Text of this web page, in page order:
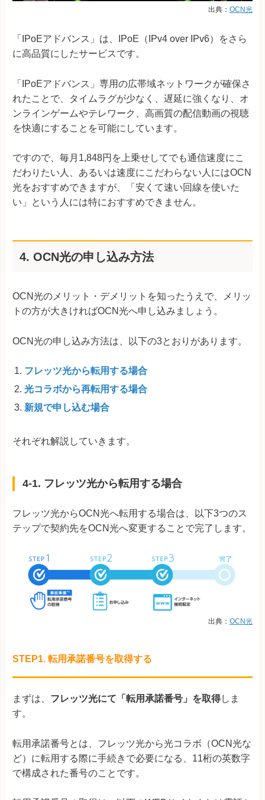
出典： OCN光
「IPoEアドバンス」は、IPoE（IPv4 over IPv6）をさら
に高品質にしたサービスです。
「IPoEアドバンス」専用の広帯域ネットワークが確保さ
れたことで、タイムラグが少なく、遅延に強くなり、オ
ンラインゲームやテレワーク、高画質の配信動画の視聴
を快適にすることを可能にしています。
ですので、毎月1,848円を上乗せしてでも通信速度にこ
だわりたい人、あるいは速度にこだわらない人にはOCN
光をおすすめできますが、「安くて速い回線を使いた
い」という人には特におすすめできません。
4. OCN光の申し込み方法
OCN光のメリット・デメリットを知ったうえで、メリッ
トの方が大きければOCN光へ申し込みましょう。
OCN光の申し込み方法は、以下の3とおりがあります。
フレッツ光から転用する場合
光コラボから再転用する場合
新規で申し込む場合
それぞれ解説していきます。
4-1. フレッツ光から転用する場合
フレッツ光からOCN光へ転用する場合は、以下3つのス
テップで契約先をOCN光へ変更することで完了します。
出典： OCN光
STEP1. 転用承諾番号を取得する
まずは、 フレッツ光にて「転用承諾番号」を取得しま
す。
転用承諾番号とは、フレッツ光から光コラボ（OCN光な
ど）に転用する際に手続きで必要になる、11桁の英数字
で構成された番号のことです。